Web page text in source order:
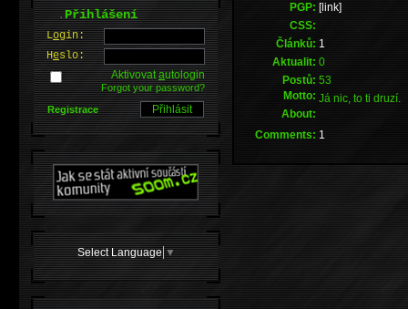
PGP: [link]
CSS:
Článků: 1
Aktualit: 0
Postů: 53
Motto: Já nic, to ti druzí.
About:
Comments: 1
.Přihlášení
Login:
Heslo:
Aktivovatautologin
Forgot your password?
Registrace
Select Language ▼